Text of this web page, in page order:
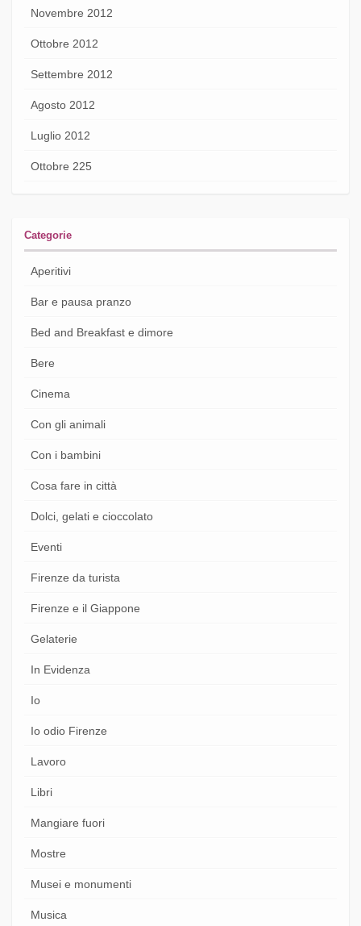
Novembre 2012
Ottobre 2012
Settembre 2012
Agosto 2012
Luglio 2012
Ottobre 225
Categorie
Aperitivi
Bar e pausa pranzo
Bed and Breakfast e dimore
Bere
Cinema
Con gli animali
Con i bambini
Cosa fare in città
Dolci, gelati e cioccolato
Eventi
Firenze da turista
Firenze e il Giappone
Gelaterie
In Evidenza
Io
Io odio Firenze
Lavoro
Libri
Mangiare fuori
Mostre
Musei e monumenti
Musica